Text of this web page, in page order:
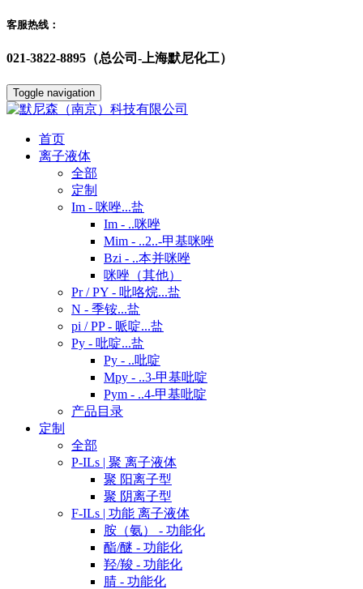
客服热线：
021-3822-8895（总公司-上海默尼化工）
Toggle navigation
首页
离子液体
全部
定制
Im - 咪唑...盐
Im - ..咪唑
Mim - ..2..-甲基咪唑
Bzi - ..本并咪唑
咪唑（其他）
Pr / PY - 吡咯烷...盐
N - 季铵...盐
pi / PP - 哌啶...盐
Py - 吡啶...盐
Py - ..吡啶
Mpy - ..3-甲基吡啶
Pym - ..4-甲基吡啶
产品目录
定制
全部
P-ILs | 聚 离子液体
聚 阳离子型
聚 阴离子型
F-ILs | 功能 离子液体
胺（氨） - 功能化
酯/醚 - 功能化
羟/羧 - 功能化
腈 - 功能化